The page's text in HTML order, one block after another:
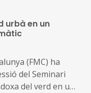
dels municipis
de la Llei 8/2025,
rurals
a la situació de
i en concret de
urbà en un
(FMC) ha
del Seminari
del verd en un